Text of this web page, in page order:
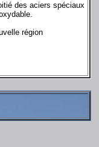
des aciers spéciaux
région